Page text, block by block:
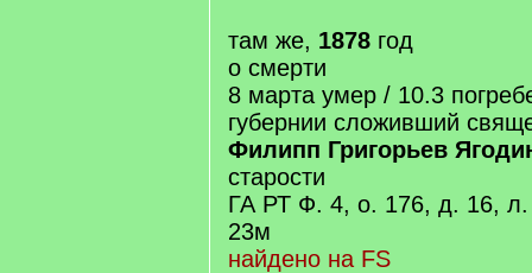
там же, 1878 год
о смерти
8 марта умер / 10.3
губернии сложивший
Филипп Григорьев
старости
ГА РТ Ф. 4, о. 176, д. 16, л.
23м
найдено на FS